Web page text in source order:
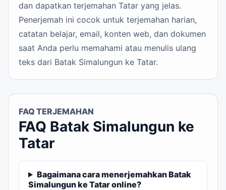
dan dapatkan terjemahan Tatar yang jelas.
Penerjemah ini cocok untuk terjemahan harian,
catatan belajar, email, konten web, dan dokumen
saat Anda perlu memahami atau menulis ulang
teks dari Batak Simalungun ke Tatar.
FAQ TERJEMAHAN
FAQ Batak Simalungun ke
Tatar
Bagaimana cara menerjemahkan Batak
Simalungun ke Tatar online?